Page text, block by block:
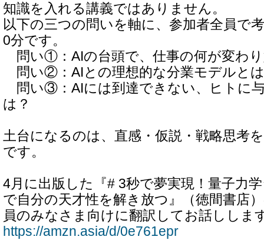
知識を入れる講義ではありません。
以下の三つの問いを軸に、参加者全員で
0分です。
問い①：AIの台頭で、仕事の何が変わ
問い②：AIとの理想的な分業モデルと
問い③：AIには到達できない、ヒトに
は？
土台になるのは、直感・仮説・戦略思考
です。
4月に出版した『# 3秒で夢実現！量子力
で自分の天才性を解き放つ』（徳間書店
員のみなさま向けに翻訳してお話ししま
https://amzn.asia/d/0e761epr